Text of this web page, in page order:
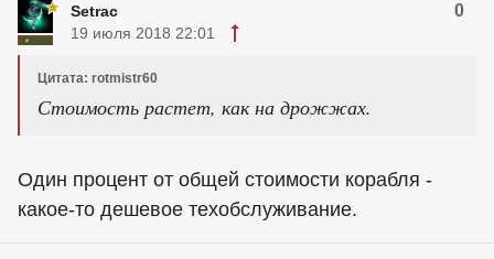
Setrac 0
19 июля 2018 22:01
Цитата: rotmistr60
Стоимость растет, как на дрожжах.
Один процент от общей стоимости корабля -
какое-то дешевое техобслуживание.